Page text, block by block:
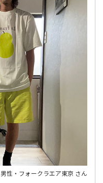
性・フォークラエア東京 さん